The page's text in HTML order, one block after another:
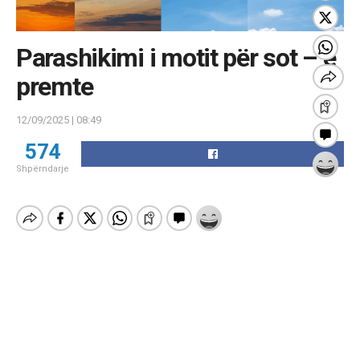
Parashikimi i motit për sot – e
premte
12/09/2025 | 08:49
574
Shpërndarje